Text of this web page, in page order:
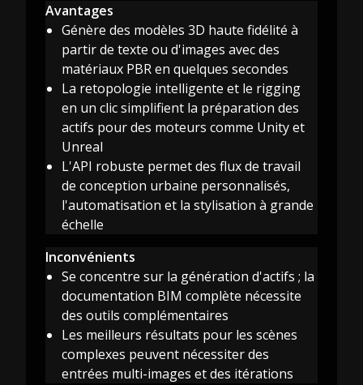
Avantages
Génère des modèles 3D haute fidélité à
partir de texte ou d'images avec des
matériaux PBR en quelques secondes
La retopologie intelligente et le rigging
en un clic simplifient la préparation des
actifs pour des moteurs comme Unity et
Unreal
L'API robuste permet des flux de travail
de conception urbaine personnalisés,
l'automatisation et la stylisation à grande
échelle
Inconvénients
Se concentre sur la génération d'actifs ; la
documentation BIM complète nécessite
des outils complémentaires
Les meilleurs résultats pour les scènes
complexes peuvent nécessiter des
entrées multi-images et des itérations